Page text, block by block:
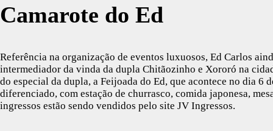
Camarote do Ed
Referência na organização de eventos luxuosos, Ed Carlos
intermediador da vinda da dupla Chitãozinho e Xororó na
do especial da dupla, a Feijoada do Ed, que acontece no dia 6
diferenciado, com estação de churrasco, comida japonesa,
ingressos estão sendo vendidos pelo site JV Ingressos.